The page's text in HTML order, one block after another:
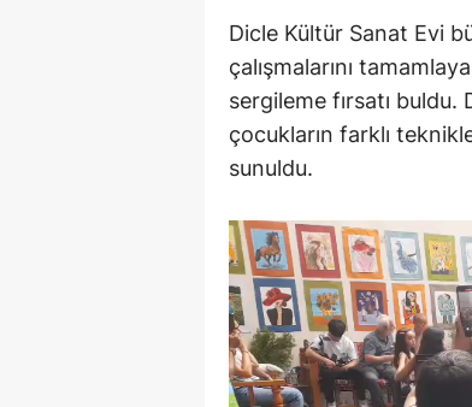
Dicle Kültür Sanat Evi
çalışmalarını
sergileme fırsatı
çocukların farklı
sunuldu.